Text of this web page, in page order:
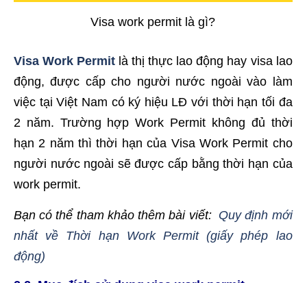
Visa work permit là gì?
Visa Work Permit là thị thực lao động hay visa lao
động, được cấp cho người nước ngoài vào làm
việc tại Việt Nam có ký hiệu LĐ với thời hạn tối đa
2 năm. Trường hợp Work Permit không đủ thời
hạn 2 năm thì thời hạn của Visa Work Permit cho
người nước ngoài sẽ được cấp bằng thời hạn của
work permit.
Bạn có thể tham khảo thêm bài viết: Quy định mới
nhất về Thời hạn Work Permit (giấy phép lao
động)